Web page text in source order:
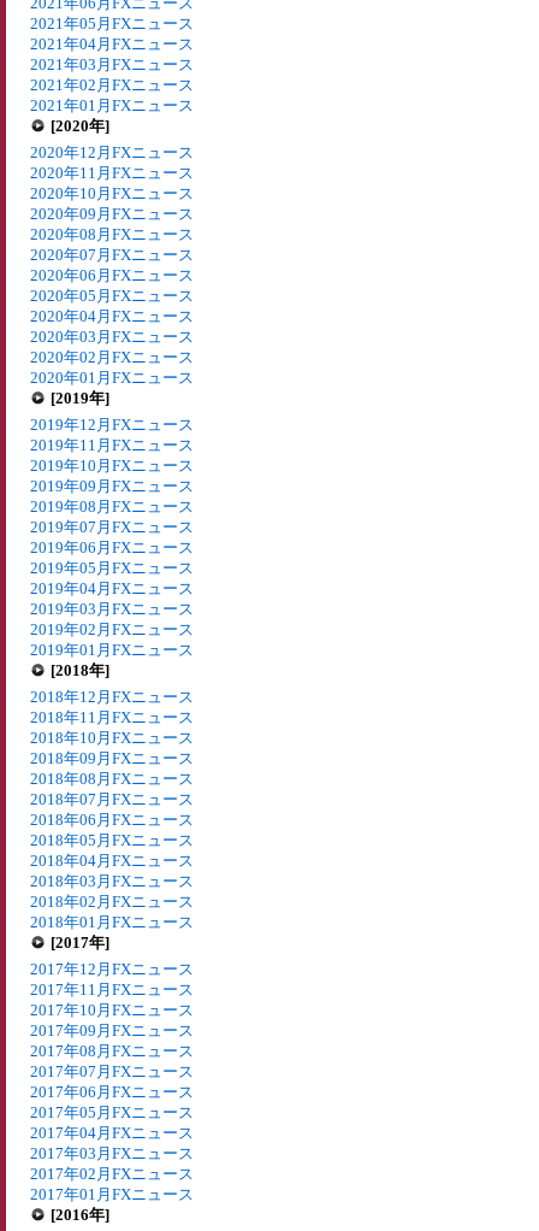
2021年05月FXニュース
2021年04月FXニュース
2021年03月FXニュース
2021年02月FXニュース
2021年01月FXニュース
[2020年]
2020年12月FXニュース
2020年11月FXニュース
2020年10月FXニュース
2020年09月FXニュース
2020年08月FXニュース
2020年07月FXニュース
2020年06月FXニュース
2020年05月FXニュース
2020年04月FXニュース
2020年03月FXニュース
2020年02月FXニュース
2020年01月FXニュース
[2019年]
2019年12月FXニュース
2019年11月FXニュース
2019年10月FXニュース
2019年09月FXニュース
2019年08月FXニュース
2019年07月FXニュース
2019年06月FXニュース
2019年05月FXニュース
2019年04月FXニュース
2019年03月FXニュース
2019年02月FXニュース
2019年01月FXニュース
[2018年]
2018年12月FXニュース
2018年11月FXニュース
2018年10月FXニュース
2018年09月FXニュース
2018年08月FXニュース
2018年07月FXニュース
2018年06月FXニュース
2018年05月FXニュース
2018年04月FXニュース
2018年03月FXニュース
2018年02月FXニュース
2018年01月FXニュース
[2017年]
2017年12月FXニュース
2017年11月FXニュース
2017年10月FXニュース
2017年09月FXニュース
2017年08月FXニュース
2017年07月FXニュース
2017年06月FXニュース
2017年05月FXニュース
2017年04月FXニュース
2017年03月FXニュース
2017年02月FXニュース
2017年01月FXニュース
[2016年]